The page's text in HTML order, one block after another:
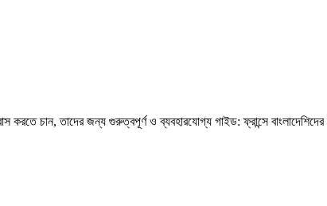
করতে চান, তাদের জন্য গুরুত্বপূর্ণ ও ব্যবহারযোগ্য গাইড: ফ্রান্সে